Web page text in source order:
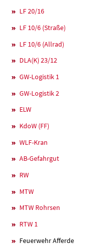
LF 20/16
LF 10/6 (Straße)
LF 10/6 (Allrad)
DLA(K) 23/12
GW-Logistik 1
GW-Logistik 2
ELW
KdoW (FF)
WLF-Kran
AB-Gefahrgut
RW
MTW
MTW Rohrsen
RTW 1
Feuerwehr Afferde